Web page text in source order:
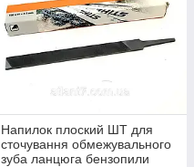
Напилок плоский ШТ для
сточування обмежувального
зуба ланцюга бензопили